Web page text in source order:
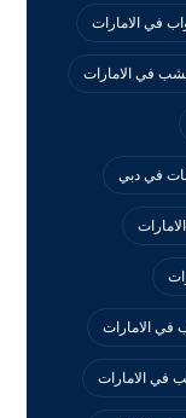
في الامارات
في الامارات
في دبي
في الامارات
في الامارات